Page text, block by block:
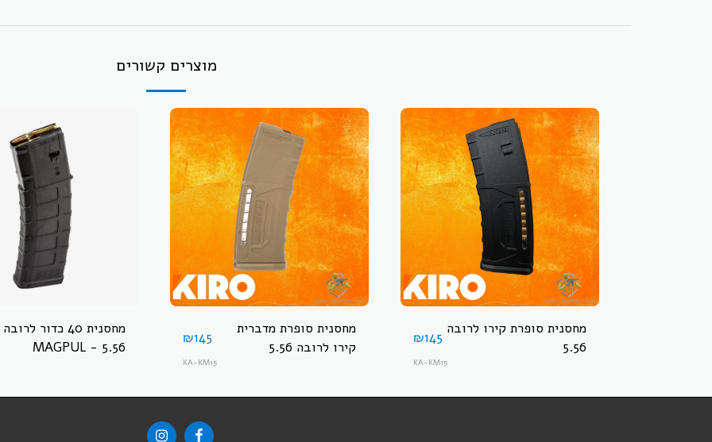
מוצרים קשורים
מחסנית סופרת קירו לרובה
5.56
₪145
KA-KM15
מחסנית סופרת מדברית
קירו לרובה 5.56
₪145
KA-KM15
מחסנית 40 כדור לרובה
5.56 - MAGPUL